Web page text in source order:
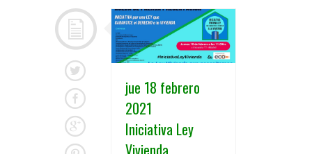
jue 18 febrero
2021
Iniciativa Ley